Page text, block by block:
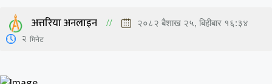
अत्तरिया अनलाइन २०८२ बैशाख २५, बिहीबार १६:३४
2 मिनेट